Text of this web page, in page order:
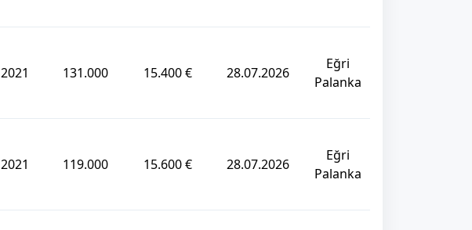
2021 131.000 15.400 € 28.07.2026
Eğri
Palanka
2021 119.000 15.600 € 28.07.2026
Eğri
Palanka